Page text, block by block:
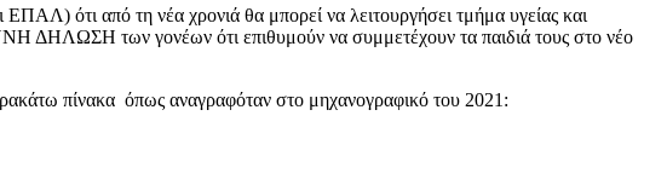
ότι από τη νέα χρονιά θα μπορεί να λειτουργήσει τμήμα υγείας και
ΔΗΛΩΣΗ των γονέων ότι επιθυμούν να συμμετέχουν τα παιδιά τους στο νέο
πίνακα όπως αναγραφόταν στο μηχανογραφικό του 2021: